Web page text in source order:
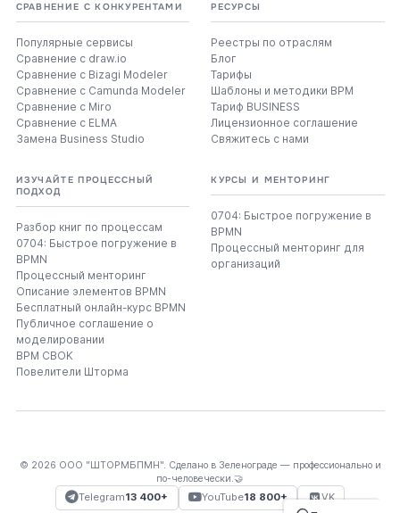
СРАВНЕНИЕ С КОНКУРЕНТАМИ
Популярные сервисы
Сравнение с draw.io
Сравнение с Bizagi Modeler
Сравнение с Camunda Modeler
Сравнение с Miro
Сравнение с ELMA
Замена Business Studio
РЕСУРСЫ
Реестры по отраслям
Блог
Тарифы
Шаблоны и методики BPM
Тариф BUSINESS
Лицензионное соглашение
Свяжитесь с нами
ИЗУЧАЙТЕ ПРОЦЕССНЫЙ
ПОДХОД
Разбор книг по процессам
0704: Быстрое погружение в
BPMN
Процессный менторинг
Описание элементов BPMN
Бесплатный онлайн-курс BPMN
Публичное соглашение о
моделировании
BPM CBOK
Повелители Шторма
КУРСЫ И МЕНТОРИНГ
0704: Быстрое погружение в
BPMN
Процессный менторинг для
организаций
© 2026 ООО "ШТОРМБПМН". Сделано в Зеленограде — профессионально и
по-человечески.🤝
Telegram13 400+ YouTube18 800+
VK